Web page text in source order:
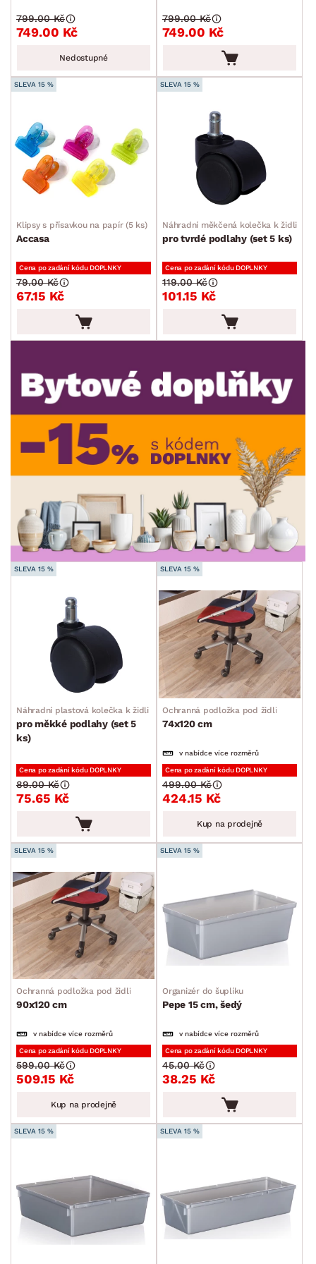
Kancelářské příslušenství
Malířské potřeby
Ostatní bytové doplňky
Dětské doplňky a příslušenství
Vánoce
Velikonoce
Sedací soupravy a pohovky
Sestavy a stěny
Drobný nábytek
Spotřebiče
BARVA
min. cm max. cm
max.
MATERIÁL
FUNKCE
POVRCHOVÁ ÚPRAVA
STYL
MÍSTNOST
749.00 Kč
799.00 Kč
Nedostupné
749.00 Kč
799.00 Kč
SLEVA 15 %
Klipsy s přísavkou na papír (5 ks)
Accasa
Cena po zadání kódu DOPLNKY
67.15 Kč
79.00 Kč
SLEVA 15 %
Náhradní měkčená kolečka k židli
pro tvrdé podlahy (set 5 ks)
Cena po zadání kódu DOPLNKY
101.15 Kč
119.00 Kč
SLEVA 15 %
Náhradní plastová kolečka k židli
pro měkké podlahy (set 5
ks)
Cena po zadání kódu DOPLNKY
75.65 Kč
89.00 Kč
SLEVA 15 %
Ochranná podložka pod židli
74x120 cm
v nabídce více rozměrů
Cena po zadání kódu DOPLNKY
424.15 Kč
499.00 Kč
Kup na prodejně
SLEVA 15 %
Ochranná podložka pod židli
90x120 cm
v nabídce více rozměrů
Cena po zadání kódu DOPLNKY
509.15 Kč
599.00 Kč
Kup na prodejně
SLEVA 15 %
Organizér do šuplíku
Pepe 15 cm, šedý
v nabídce více rozměrů
Cena po zadání kódu DOPLNKY
38.25 Kč
45.00 Kč
SLEVA 15 % SLEVA 15 %